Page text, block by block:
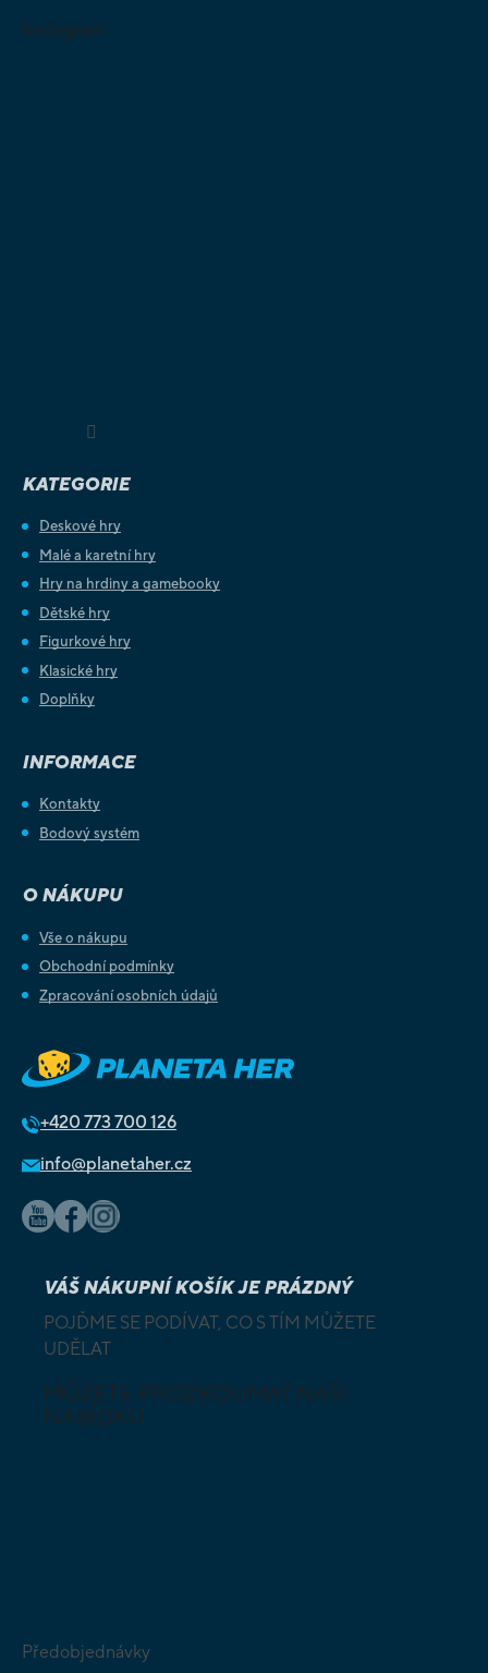
Instagram
KATEGORIE
Deskové hry
Malé a karetní hry
Hry na hrdiny a gamebooky
Dětské hry
Figurkové hry
Klasické hry
Doplňky
INFORMACE
Kontakty
Bodový systém
O NÁKUPU
Vše o nákupu
Obchodní podmínky
Zpracování osobních údajů
+420 773 700 126
info@planetaher.cz
VÁŠ NÁKUPNÍ KOŠÍK JE PRÁZDNÝ
POJĎME SE PODÍVAT, CO S TÍM MŮŽETE
UDĚLAT
MŮŽETE PROZKOUMAT NAŠI
NABÍDKU
Předobjednávky